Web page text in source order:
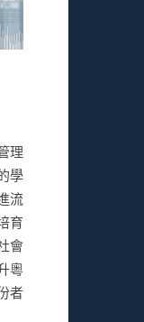
理
學
流
育
會
粵
者